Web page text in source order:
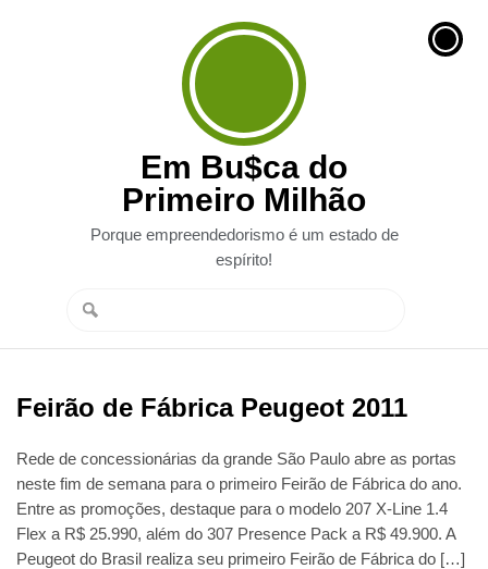
Em Bu$ca do
Primeiro Milhão
Porque empreendedorismo é um estado de
espírito!
Feirão de Fábrica Peugeot 2011
Rede de concessionárias da grande São Paulo abre as portas
neste fim de semana para o primeiro Feirão de Fábrica do ano.
Entre as promoções, destaque para o modelo 207 X-Line 1.4
Flex a R$ 25.990, além do 307 Presence Pack a R$ 49.900. A
Peugeot do Brasil realiza seu primeiro Feirão de Fábrica do […]